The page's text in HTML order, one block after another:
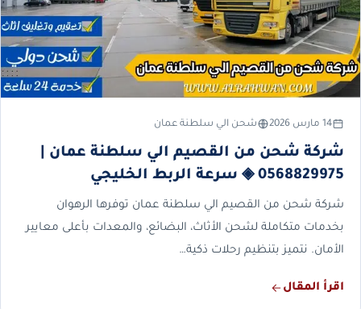
14 مارس 2026 شحن الي سلطنة عمان
شركة شحن من القصيم الي سلطنة عمان |
0568829975 ◈ سرعة الربط الخليجي
شركة شحن من القصيم الي سلطنة عمان توفرها الرهوان
بخدمات متكاملة لشحن الأثاث، البضائع، والمعدات بأعلى معايير
الأمان. نتميز بتنظيم رحلات ذكية…
اقرأ المقال